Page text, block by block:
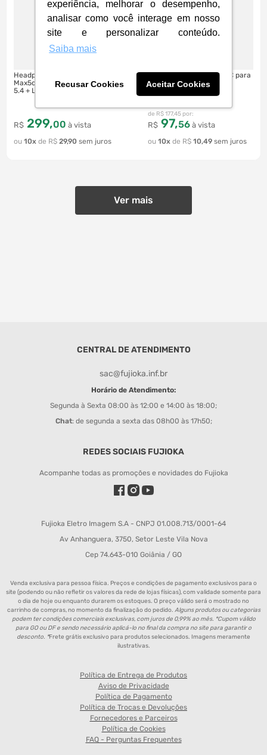
experiência, melhorar o desempenho,
analisar como você interage em nosso
site e personalizar conteúdo.
Saiba mais
Recusar Cookies Aceitar Cookies
Headphone UGREEN HiTune
Max5c, Hybrid ANC, Bluetooth
5.4 + LDAC, Drivers de 40mm |
R$ 299,00 à vista
10 R$ 29,90
Adaptador Ugreen USB-C para
HDMI F - CM297
R$177,45
R$ 97,56 à vista
10 R$ 10,49
CENTRAL DE ATENDIMENTO
sac@fujioka.inf.br
Horário de Atendimento:
Segunda à Sexta 08:00 às 12:00 e 14:00 às 18:00;
Chat: de segunda a sexta das 08h00 às 17h50;
REDES SOCIAIS FUJIOKA
Acompanhe todas as promoções e novidades do Fujioka
Fujioka Eletro Imagem S.A - CNPJ 01.008.713/0001-64
Av Anhanguera, 3750, Setor Leste Vila Nova
Cep 74.643-010 Goiânia / GO
Venda exclusiva para pessoa física. Preços e condições de pagamento exclusivos para o
site (podendo ou não refletir os valores da rede de lojas físicas), com validade somente para
o dia de hoje ou enquanto durarem os estoques. O preço válido será o mostrado no
carrinho de compras, no momento da finalização do pedido. Alguns produtos ou categorias
podem ter condições comerciais exclusivas, com juros de 0,99% ao mês. *Cupom válido
para GO ou DF e sendo necessário aplicá-lo no final da compra no site para garantir o
desconto. *Frete grátis exclusivo para produtos selecionados. Imagens meramente
ilustrativas.
Política de Entrega de Produtos
Aviso de Privacidade
Política de Pagamento
Política de Trocas e Devoluções
Fornecedores e Parceiros
Política de Cookies
FAQ - Perguntas Frequentes